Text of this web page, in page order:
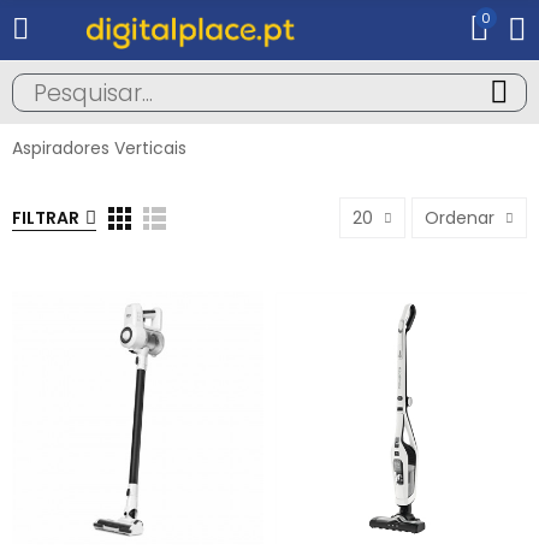
0
Aspiradores Verticais
FILTRAR 20 Ordenar